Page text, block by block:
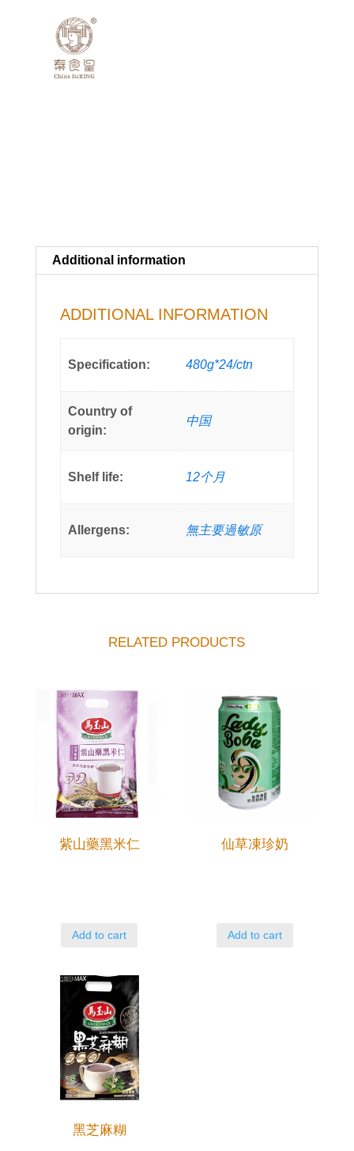
quantity
Additional information
ADDITIONAL INFORMATION
Specification: 480g*24/ctn
Country of
origin:
中国
Shelf life: 12个月
Allergens: 無主要過敏原
RELATED PRODUCTS
紫山藥黑米仁
Add to cart
仙草凍珍奶
Add to cart
黑芝麻糊